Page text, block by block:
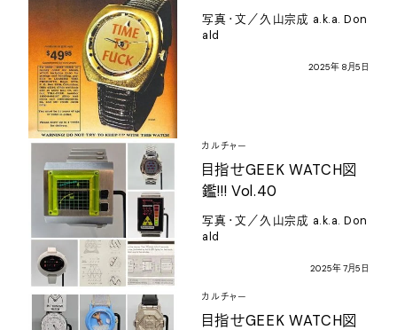
写真・文／久山宗成 a.k.a. Don
ald
2025年 8 月5 日
カルチャー
目指せGEEK WATCH図
鑑!!! Vol.40
写真・文／久山宗成 a.k.a. Don
ald
2025年7月5 日
カルチャー
目指せGEEK WATCH図